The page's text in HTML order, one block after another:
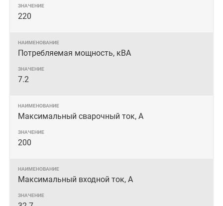
220
Потребляемая мощность, кВА
7.2
Максимальный сварочный ток, А
200
Максимальный входной ток, А